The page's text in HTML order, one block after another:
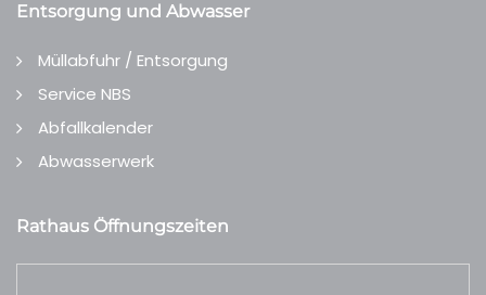
Entsorgung und Abwasser
Müllabfuhr / Entsorgung
Service NBS
Abfallkalender
Abwasserwerk
Rathaus Öffnungszeiten